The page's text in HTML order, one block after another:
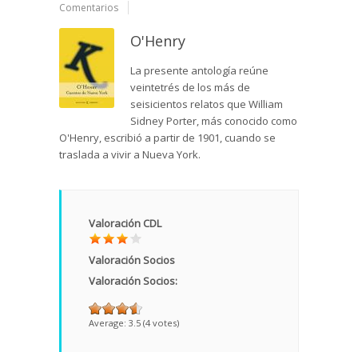
Comentarios
O'Henry
La presente antología reúne
veintetrés de los más de
seisicientos relatos que William
Sidney Porter, más conocido como
O'Henry, escribió a partir de 1901, cuando se
traslada a vivir a Nueva York.
Valoración CDL
Valoración Socios
Valoración Socios:
Average: 3.5 (4 votes)